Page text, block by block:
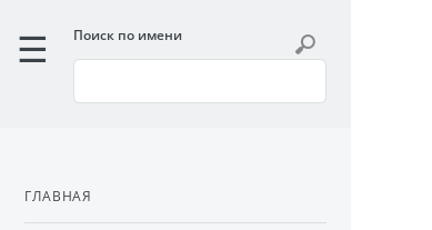
Поиск по имени
ГЛАВНАЯ